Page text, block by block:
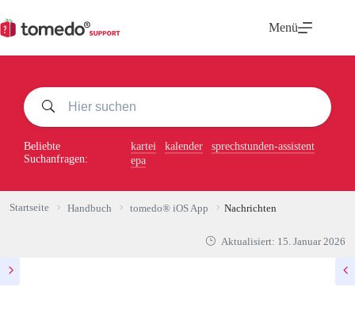
Inhalt
springen
Menü
Beliebte
Suchanfragen:
kartei kalender
sprechstunden-assistent
epa
Startseite Handbuch tomedo® iOS App Nachrichten
Aktualisiert: 15. Januar 2026